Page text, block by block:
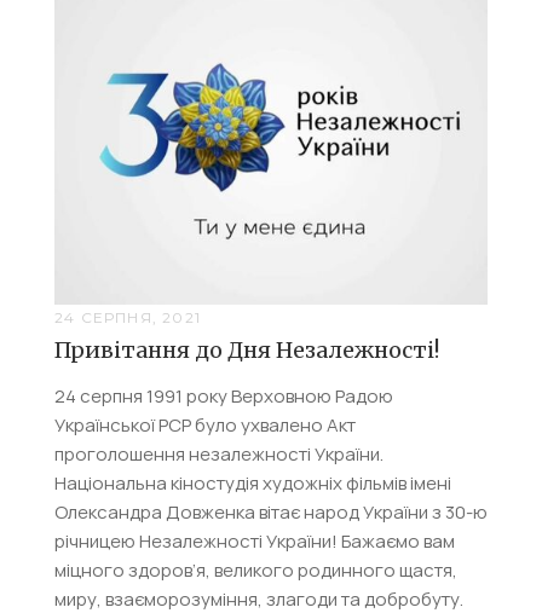
24 СЕРПНЯ, 2021
Привітання до Дня Незалежності!
24 серпня 1991 року Верховною Радою
Української РСР було ухвалено Акт
проголошення незалежності України.
Національна кіностудія художніх фільмів імені
Олександра Довженка вітає народ України з 30-ю
річницею Незалежності України! Бажаємо вам
міцного здоров’я, великого родинного щастя,
миру, взаєморозуміння, злагоди та добробуту.